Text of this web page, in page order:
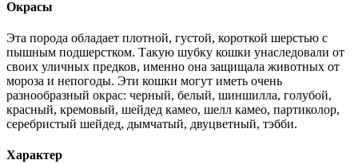
Окрасы
Эта порода обладает плотной, густой, короткой шерстью с
пышным подшерстком. Такую шубку кошки унаследовали от
своих уличных предков, именно она защищала животных от
мороза и непогоды. Эти кошки могут иметь очень
разнообразный окрас: черный, белый, шиншилла, голубой,
красный, кремовый, шейдед камео, шелл камео, партиколор,
серебристый шейдед, дымчатый, двуцветный, тэбби.
Характер